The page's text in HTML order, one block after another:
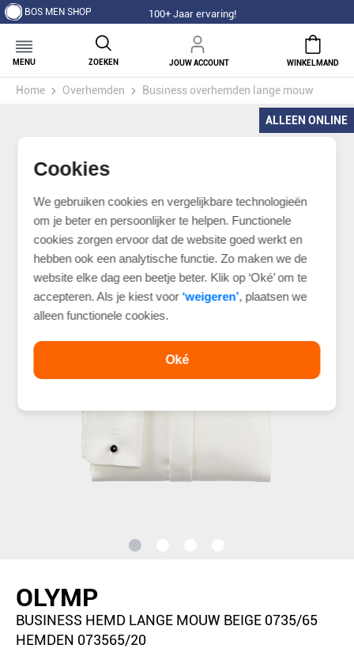
Cookies
We gebruiken cookies en vergelijkbare technologieën
om je beter en persoonlijker te helpen. Functionele
cookies zorgen ervoor dat de website goed werkt en
hebben ook een analytische functie. Zo maken we de
website elke dag een beetje beter. Klik op ‘Oké’ om te
accepteren. Als je kiest voor ‘weigeren’, plaatsen we
alleen functionele cookies.
Oké
BOS MEN SHOP 100+ Jaar ervaring!
MENU ZOEKEN JOUW ACCOUNT WINKELMAND
Home Overhemden Business overhemden lange mouw
ALLEEN ONLINE
OLYMP
BUSINESS HEMD LANGE MOUW BEIGE 0735/65
HEMDEN 073565/20